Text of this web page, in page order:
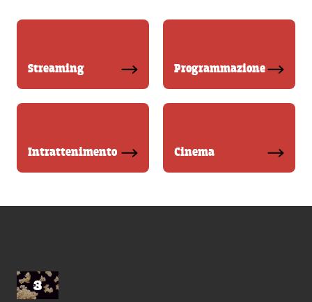
Streaming Programmazione
Intrattenimento Cinema